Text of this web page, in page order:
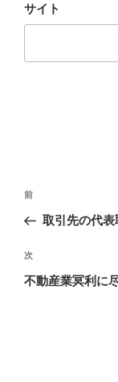
サイト
投
ナ
ビ
ゲ
前
の
稿
前
取引先の代
次
の
次
不動産業冥利に